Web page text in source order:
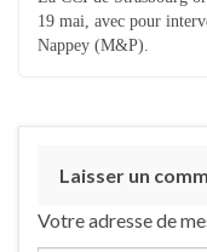
19 mai, avec pour
Nappey (M&P).
Laisser un
Votre adresse de